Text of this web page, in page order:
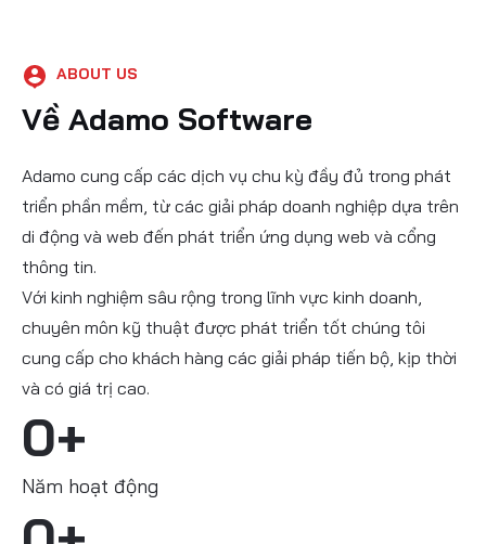
ABOUT US
Về Adamo Software
Adamo cung cấp các dịch vụ chu kỳ đầy đủ trong phát
triển phần mềm, từ các giải pháp doanh nghiệp dựa trên
di động và web đến phát triển ứng dụng web và cổng
thông tin.
Với kinh nghiệm sâu rộng trong lĩnh vực kinh doanh,
chuyên môn kỹ thuật được phát triển tốt chúng tôi
cung cấp cho khách hàng các giải pháp tiến bộ, kịp thời
và có giá trị cao.
Năm hoạt động
0+